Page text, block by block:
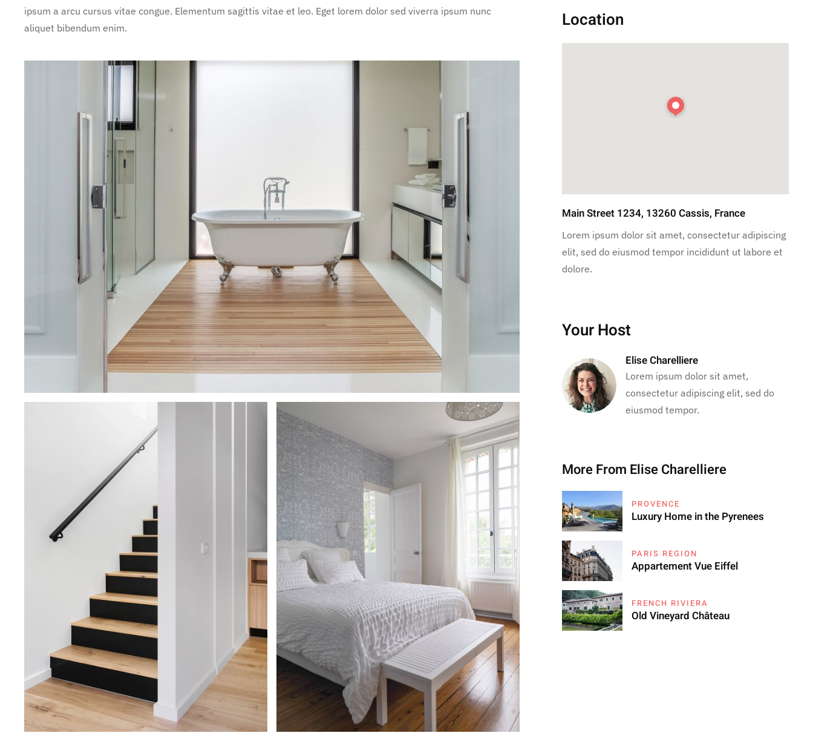
ipsum a arcu cursus vitae congue. Elementum sagittis vitae et leo. Eget lorem dolor sed viverra ipsum nunc
aliquet bibendum enim.
Location
Main Street 1234, 13260 Cassis, France
Lorem ipsum dolor sit amet, consectetur adipiscing
elit, sed do eiusmod tempor incididunt ut labore et
dolore.
Your Host
Elise Charelliere
Lorem ipsum dolor sit amet,
consectetur adipiscing elit, sed do
eiusmod tempor.
More From Elise Charelliere
PROVENCE
Luxury Home in the Pyrenees
PARIS REGION
Appartement Vue Eiffel
FRENCH RIVIERA
Old Vineyard Château